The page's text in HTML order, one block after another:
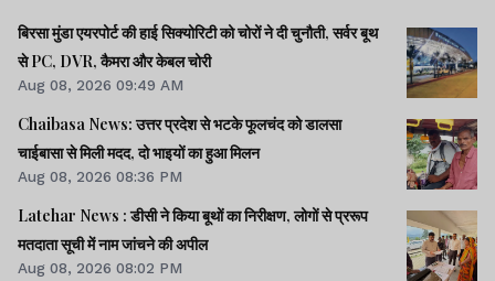
बिरसा मुंडा एयरपोर्ट की हाई सिक्योरिटी को चोरों ने दी चुनौती, सर्वर बूथ
से PC, DVR, कैमरा और केबल चोरी
Aug 08, 2026 09:49 AM
Chaibasa News: उत्तर प्रदेश से भटके फूलचंद को डालसा
चाईबासा से मिली मदद, दो भाइयों का हुआ मिलन
Aug 08, 2026 08:36 PM
Latehar News : डीसी ने किया बूथों का निरीक्षण, लोगों से प्ररूप
मतदाता सूची में नाम जांचने की अपील
Aug 08, 2026 08:02 PM